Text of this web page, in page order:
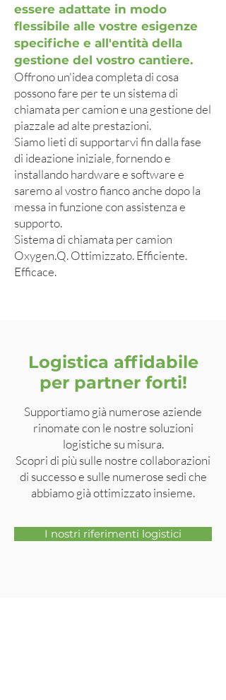
essere adattate in modo
flessibile alle vostre esigenze
specifiche e all'entità della
gestione del vostro cantiere.
Offrono un'idea completa di cosa
possono fare per te un sistema di
chiamata per camion e una gestione del
piazzale ad alte prestazioni.
Siamo lieti di supportarvi fin dalla fase
di ideazione iniziale, fornendo e
installando hardware e software e
saremo al vostro fianco anche dopo la
messa in funzione con assistenza e
supporto.
Sistema di chiamata per camion
Oxygen.Q. Ottimizzato. Efficiente.
Efficace.
Logistica affidabile
per partner forti!
Supportiamo già numerose aziende
rinomate con le nostre soluzioni
logistiche su misura.
Scopri di più sulle nostre collaborazioni
di successo e sulle numerose sedi che
abbiamo già ottimizzato insieme.
I nostri riferimenti logistici